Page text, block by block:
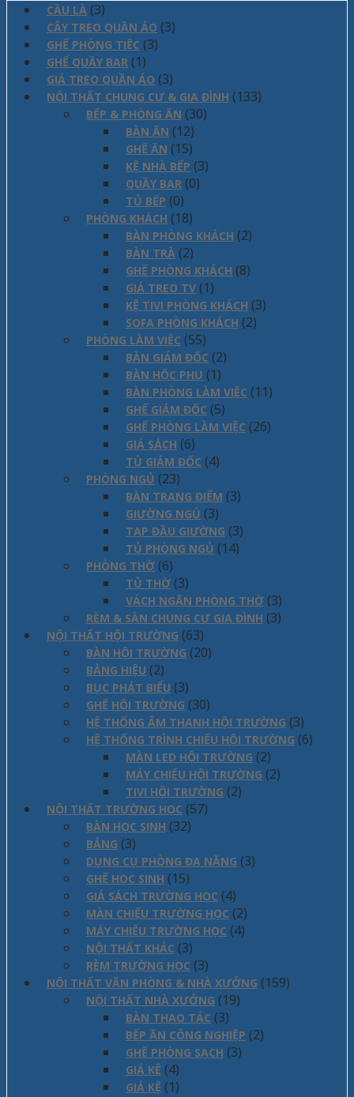
CẦU LÀ (3)
CÂY TREO QUẦN ÁO (3)
GHẾ PHÒNG TIỆC (3)
GHẾ QUẦY BAR (1)
GIÁ TREO QUẦN ÁO (3)
NỘI THẤT CHUNG CƯ & GIA ĐÌNH (133)
BẾP & PHÒNG ĂN (30)
BÀN ĂN (12)
GHẾ ĂN (15)
KỆ NHÀ BẾP (3)
QUẦY BAR (0)
TỦ BẾP (0)
PHÒNG KHÁCH (18)
BÀN PHÒNG KHÁCH (2)
BÀN TRÀ (2)
GHẾ PHÒNG KHÁCH (8)
GIÁ TREO TV (1)
KỆ TIVI PHÒNG KHÁCH (3)
SOFA PHÒNG KHÁCH (2)
PHÒNG LÀM VIỆC (55)
BÀN GIÁM ĐỐC (2)
BÀN HỘC PHỤ (1)
BÀN PHÒNG LÀM VIỆC (11)
GHẾ GIÁM ĐỐC (5)
GHẾ PHÒNG LÀM VIỆC (26)
GIÁ SÁCH (6)
TỦ GIÁM ĐỐC (4)
PHÒNG NGỦ (23)
BÀN TRANG ĐIỂM (3)
GIƯỜNG NGỦ (3)
TAP ĐẦU GIƯỜNG (3)
TỦ PHÒNG NGỦ (14)
PHÒNG THỜ (6)
TỦ THỜ (3)
VÁCH NGĂN PHÒNG THỜ (3)
RÈM & SÀN CHUNG CƯ GIA ĐÌNH (3)
NỘI THẤT HỘI TRƯỜNG (63)
BÀN HỘI TRƯỜNG (20)
BẢNG HIỆU (2)
BỤC PHÁT BIỂU (3)
GHẾ HỘI TRƯỜNG (30)
HỆ THỐNG ÂM THANH HỘI TRƯỜNG (3)
HỆ THỐNG TRÌNH CHIẾU HỘI TRƯỜNG (6)
MÀN LED HỘI TRƯỜNG (2)
MÁY CHIẾU HỘI TRƯỜNG (2)
TIVI HỘI TRƯỜNG (2)
NỘI THẤT TRƯỜNG HỌC (57)
BÀN HỌC SINH (32)
BẢNG (3)
DỤNG CỤ PHÒNG ĐA NĂNG (3)
GHẾ HỌC SINH (15)
GIÁ SÁCH TRƯỜNG HỌC (4)
MÀN CHIẾU TRƯỜNG HỌC (2)
MÁY CHIẾU TRƯỜNG HỌC (4)
NỘI THẤT KHÁC (3)
RÈM TRƯỜNG HỌC (3)
NỘI THẤT VĂN PHÒNG & NHÀ XƯỞNG (159)
NỘI THẤT NHÀ XƯỞNG (19)
BÀN THAO TÁC (3)
BẾP ĂN CÔNG NGHIỆP (2)
GHẾ PHÒNG SẠCH (3)
GIÁ KÊ (4)
GIÁ KỆ (1)